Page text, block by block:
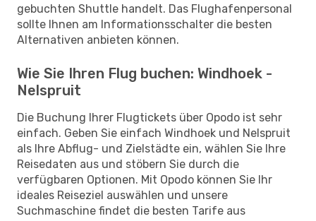
gebuchten Shuttle handelt. Das Flughafenpersonal
sollte Ihnen am Informationsschalter die besten
Alternativen anbieten können.
Wie Sie Ihren Flug buchen: Windhoek -
Nelspruit
Die Buchung Ihrer Flugtickets über Opodo ist sehr
einfach. Geben Sie einfach Windhoek und Nelspruit
als Ihre Abflug- und Zielstädte ein, wählen Sie Ihre
Reisedaten aus und stöbern Sie durch die
verfügbaren Optionen. Mit Opodo können Sie Ihr
ideales Reiseziel auswählen und unsere
Suchmaschine findet die besten Tarife aus